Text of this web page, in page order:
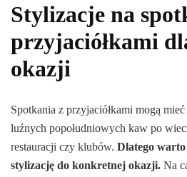
Stylizacje na
przyjaciółkami
okazji
Spotkania z przyjaciółkami mogą
luźnych popołudniowych kaw po
restauracji czy klubów. Dlatego warto
stylizację do konkretnej okazji. Na